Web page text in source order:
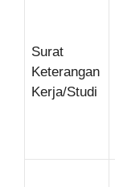
Surat
Keterangan
Kerja/Studi